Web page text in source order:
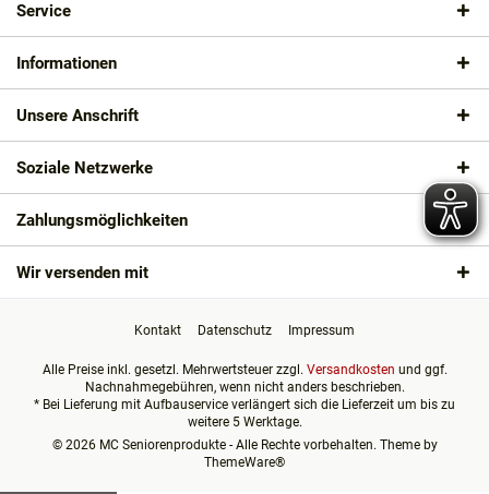
Service
Informationen
Unsere Anschrift
Soziale Netzwerke
Zahlungsmöglichkeiten
Wir versenden mit
Kontakt Datenschutz Impressum
Alle Preise inkl. gesetzl. Mehrwertsteuer zzgl. Versandkosten und ggf.
Nachnahmegebühren, wenn nicht anders beschrieben.
* Bei Lieferung mit Aufbauservice verlängert sich die Lieferzeit um bis zu
weitere 5 Werktage.
© 2026 MC Seniorenprodukte - Alle Rechte vorbehalten. Theme by
ThemeWare®